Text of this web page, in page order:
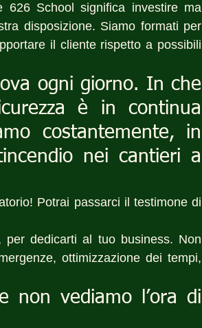
626 School significa investire ma
disposizione. Siamo formati per
il cliente rispetto a possibili
ogni giorno. In che
è in continua
costantemente, in
nei cantieri a
Potrai passarci il testimone di
dedicarti al tuo business. Non
ottimizzazione dei tempi,
non vediamo l’ora di